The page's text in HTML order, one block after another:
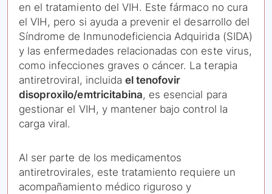
en el tratamiento del VIH. Este fármaco no cura
el VIH, pero si ayuda a prevenir el desarrollo del
Síndrome de Inmunodeficiencia Adquirida (SIDA)
y las enfermedades relacionadas con este virus,
como infecciones graves o cáncer. La terapia
antiretroviral, incluida el tenofovir
disoproxilo/emtricitabina, es esencial para
gestionar el VIH, y mantener bajo control la
carga viral.
Al ser parte de los medicamentos
antiretrovirales, este tratamiento requiere un
acompañamiento médico riguroso y